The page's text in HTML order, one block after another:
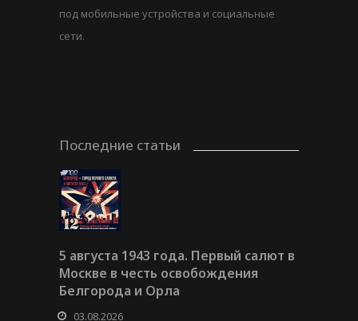
под мобильные устройства и социальные
сети.
Последние статьи
5 августа 1943 года. Первый салют в
Москве в честь освобождения
Белгорода и Орла
03.08.2026